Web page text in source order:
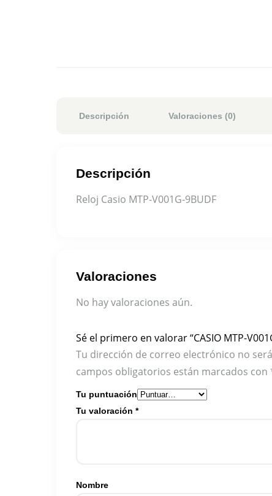
Descripción Valoraciones (0)
Descripción
Reloj Casio MTP-V001G-9BUDF
Valoraciones
No hay valoraciones aún.
Sé el primero en valorar “CASIO MTP-
Tu dirección de correo electrónico no
campos obligatorios están marcados con
Tu puntuación
Tu valoración *
Nombre